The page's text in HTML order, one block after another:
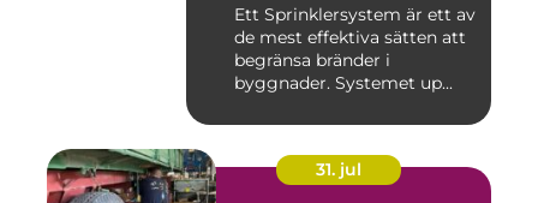
Ett Sprinklersystem är ett av
de mest effektiva sätten att
begränsa bränder i
byggnader. Systemet up...
31. jul